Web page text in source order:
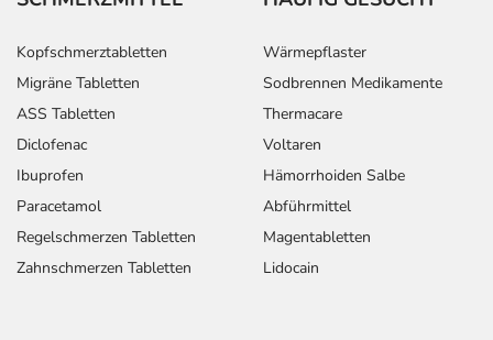
Kopfschmerztabletten
Migräne Tabletten
ASS Tabletten
Diclofenac
Ibuprofen
Paracetamol
Regelschmerzen Tabletten
Zahnschmerzen Tabletten
Wärmepflaster
Sodbrennen Medikamente
Thermacare
Voltaren
Hämorrhoiden Salbe
Abführmittel
Magentabletten
Lidocain